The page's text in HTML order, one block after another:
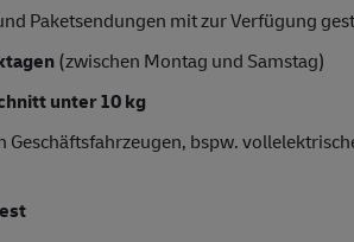
Paketsendungen mit zur Verfügung
(zwischen Montag und Samstag)
unter 10 kg
Geschäftsfahrzeugen, bspw.